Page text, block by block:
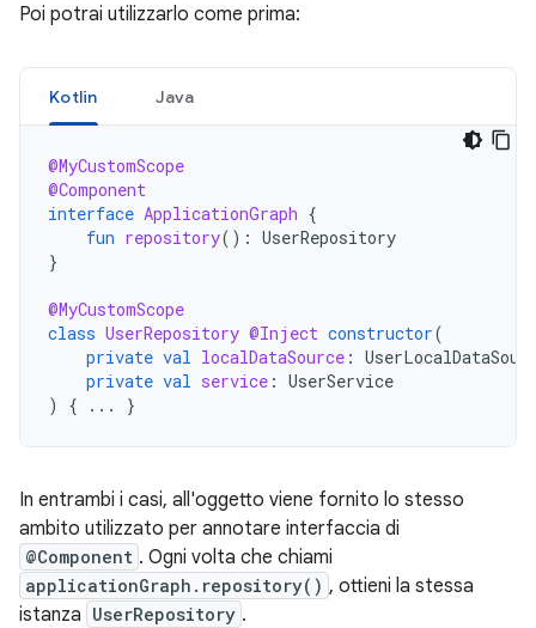
Poi potrai utilizzarlo come prima:
Kotlin Java
@MyCustomScope
@Component
interface ApplicationGraph {
fun repository(): UserRepository
}
@MyCustomScope
class UserRepository @Inject constructor(
private val localDataSource :
private val service : UserService
)
{ ... }
In entrambi i casi, all'oggetto viene fornito lo stesso
ambito utilizzato per annotare interfaccia di
@Component . Ogni volta che chiami
applicationGraph.repository() , ottieni la stessa
istanza UserRepository .